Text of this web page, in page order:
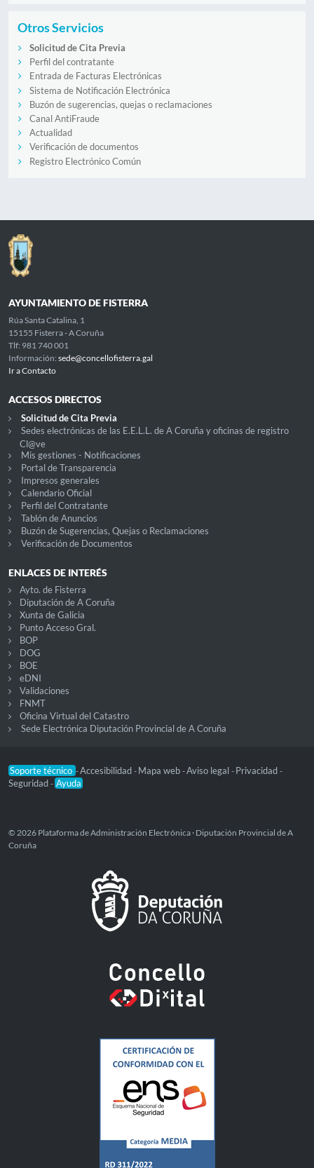
Otros Servicios
Solicitud de Cita Previa
Perfil del contratante
Entrada de Facturas Electrónicas
Sistema de Notificación Electrónica
Buzón de sugerencias, quejas o reclamaciones
Canal AntiFraude
Actualidad
Verificación de documentos
Registro Electrónico Común
AYUNTAMIENTO DE FISTERRA
Rúa Santa Catalina, 1
15155 Fisterra - A Coruña
Tlf: 981 740 001
Información: sede@concellofisterra.gal
Ir a Contacto
ACCESOS DIRECTOS
Solicitud de Cita Previa
Sedes electrónicas de las E.E.L.L. de A Coruña y oficinas de registro
Cl@ve
Mis gestiones - Notificaciones
Portal de Transparencia
Impresos generales
Calendario Oficial
Perfil del Contratante
Tablón de Anuncios
Buzón de Sugerencias, Quejas o Reclamaciones
Verificación de Documentos
ENLACES DE INTERÉS
Ayto. de Fisterra
Diputación de A Coruña
Xunta de Galicia
Punto Acceso Gral.
BOP
DOG
BOE
eDNI
Validaciones
FNMT
Oficina Virtual del Catastro
Sede Electrónica Diputación Provincial de A Coruña
Soporte técnico -Accesibilidad - Mapa web -Aviso legal - Privacidad -
Seguridad - Ayuda
© 2026 Plataforma de Administración Electrónica · Diputación Provincial de A
Coruña